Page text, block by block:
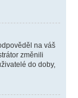
na váš
změnili
do doby,